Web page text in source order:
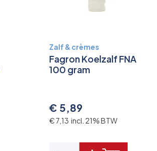
Zalf & crèmes
Fagron Koelzalf FNA
100 gram
€ 5,89
€ 7,13 incl. 21% BTW